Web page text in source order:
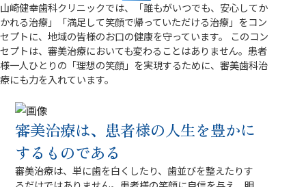
山崎健幸歯科クリニックでは、「誰もがいつでも、安心してか
かれる治療」「満足して笑顔で帰っていただける治療」をコン
セプトに、地域の皆様のお口の健康を守っています。 このコン
セプトは、審美治療においても変わることはありません。患者
様一人ひとりの「理想の笑顔」を実現するために、審美歯科治
療にも力を入れています。
審美治療は、患者様の人生を豊かに
するものである
審美治療は、単に歯を白くしたり、歯並びを整えたりす